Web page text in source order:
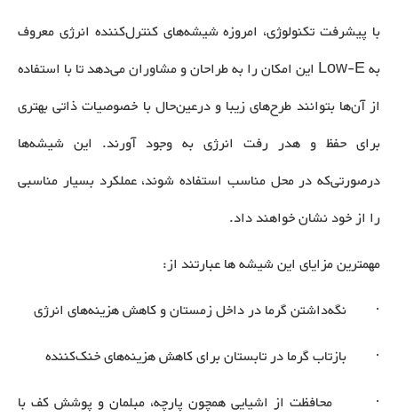
با پیشرفت تکنولوژی، امروزه شیشه‌های کنترل‌کننده انرژی معروف
به Low-E این امکان را به طراحان و مشاوران می‌دهد تا با استفاده
از آن‌ها بتوانند طرح‌های زیبا و درعین‌حال با خصوصیات ذاتی بهتری
برای حفظ و هدر رفت انرژی به وجود آورند. این شیشه‌ها
درصورتی‌که در محل مناسب استفاده شوند، عملکرد بسیار مناسبی
را از خود نشان خواهند داد.
مهمترین مزایای این شیشه ها عبارتند از:
· نگه‌داشتن گرما در داخل زمستان و کاهش هزینه‌های انرژی
· بازتاب گرما در تابستان برای کاهش هزینه‌های خنک‌کننده
· محافظت از اشیایی همچون پارچه، مبلمان و پوشش کف با